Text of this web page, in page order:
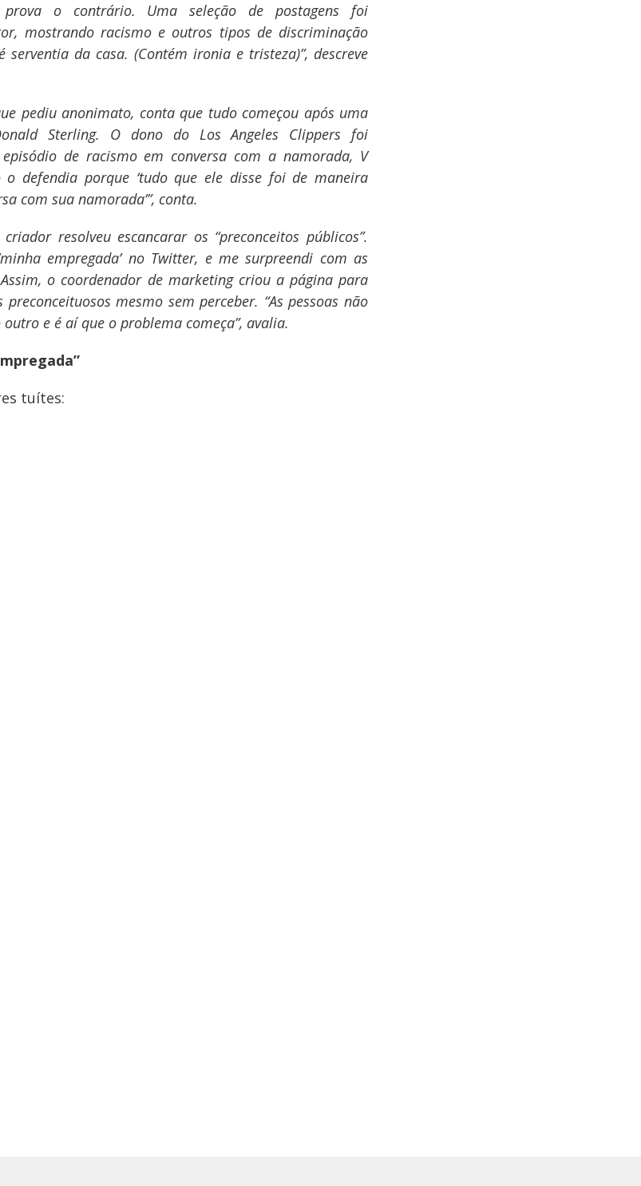
o contrário. Uma seleção de postagens foi
mostrando racismo e outros tipos de discriminação
serventia da casa. (Contém ironia e tristeza)”, descreve
pediu anonimato, conta que tudo começou após uma
Sterling. O dono do Los Angeles Clippers foi
de racismo em conversa com a namorada, V
o defendia porque ‘tudo que ele disse foi de maneira
com sua namorada’”, conta.
resolveu escancarar os “preconceitos públicos”.
empregada’ no Twitter, e me surpreendi com as
o coordenador de marketing criou a página para
mesmo sem perceber. “As pessoas não
e é aí que o problema começa”, avalia.
tuítes: